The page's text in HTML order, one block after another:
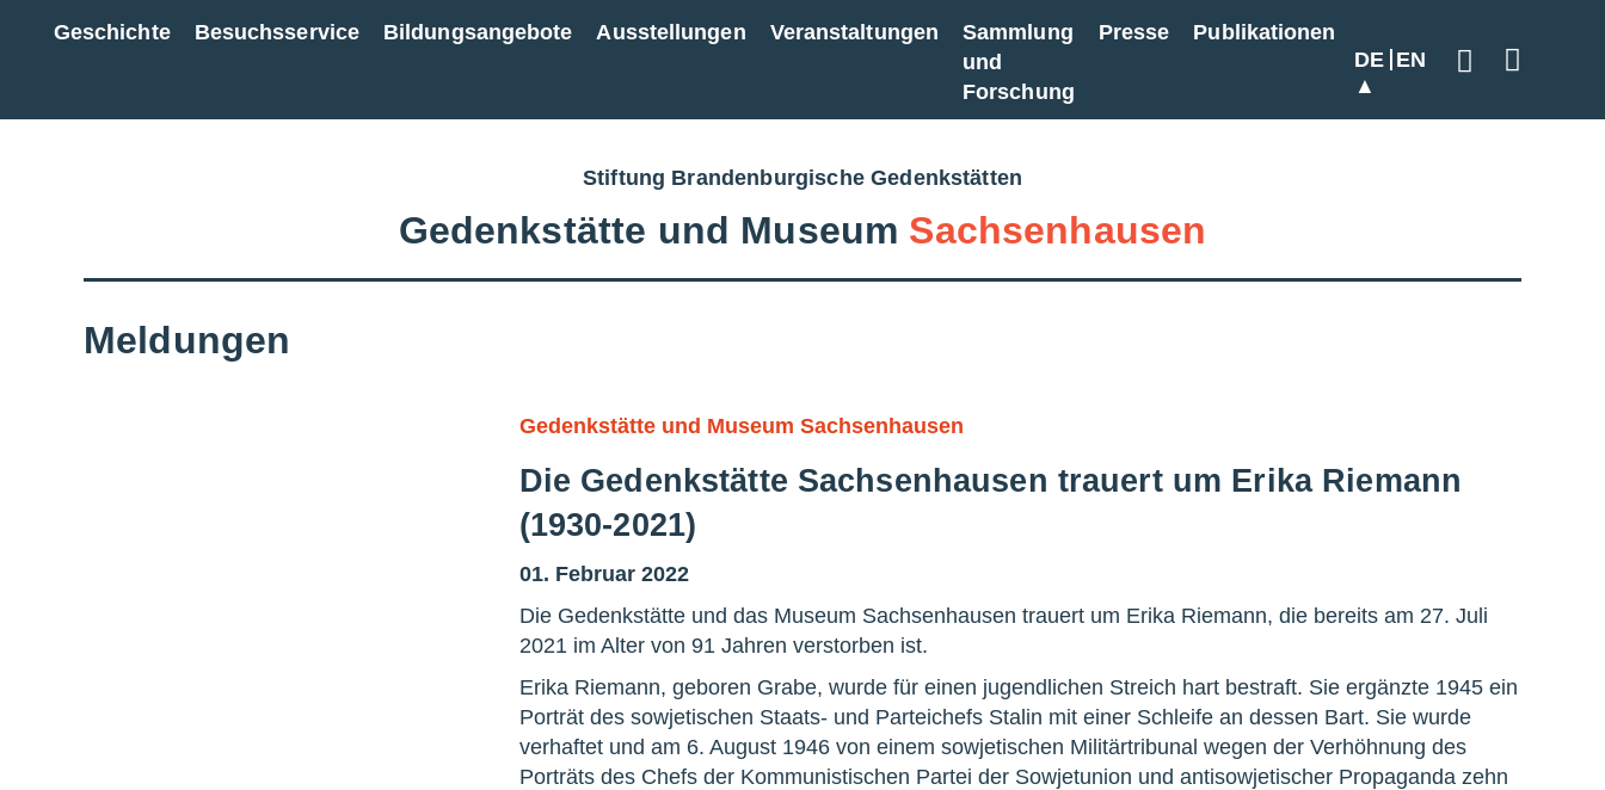
Geschichte Besuchsservice Bildungsangebote Ausstellungen Veranstaltungen
Sammlung
und
Forschung
Presse
Publikationen
DE EN
Stiftung Brandenburgische Gedenkstätten
Gedenkstätte und Museum Sachsenhausen
Meldungen
Gedenkstätte und Museum Sachsenhausen
Die Gedenkstätte Sachsenhausen trauert um Erika Riemann
(1930-2021)
01. Februar 2022
Die Gedenkstätte und das Museum Sachsenhausen trauert um Erika Riemann, die bereits am 27. Juli
2021 im Alter von 91 Jahren verstorben ist.
Erika Riemann, geboren Grabe, wurde für einen jugendlichen Streich hart bestraft. Sie ergänzte 1945 ein
Porträt des sowjetischen Staats- und Parteichefs Stalin mit einer Schleife an dessen Bart. Sie wurde
verhaftet und am 6. August 1946 von einem sowjetischen Militärtribunal wegen der Verhöhnung des
Porträts des Chefs der Kommunistischen Partei der Sowjetunion und antisowjetischer Propaganda zehn